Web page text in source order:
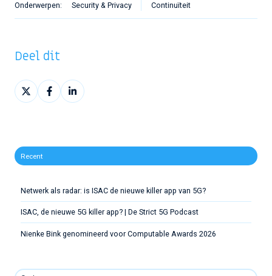
Onderwerpen: Security & Privacy Continuïteit
Deel dit
Deel
op
Deel
op
Deel
op
Recent
Netwerk als radar: is ISAC de nieuwe killer app van 5G?
ISAC, de nieuwe 5G killer app? | De Strict 5G Podcast
Nienke Bink genomineerd voor Computable Awards 2026